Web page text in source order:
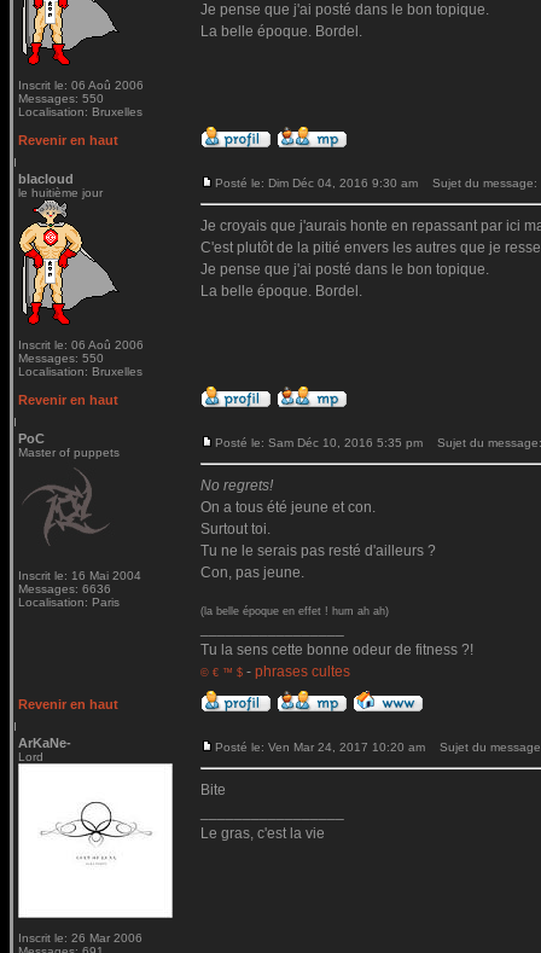
Inscrit le: 06 Aoû 2006
Messages: 550
Localisation: Bruxelles
Je pense que j'ai posté dans le bon topique.
La belle époque. Bordel.
Revenir en haut
blacloud
le huitième jour
Inscrit le: 06 Aoû 2006
Messages: 550
Localisation: Bruxelles
Posté le: Dim Déc 04, 2016 9:30 am Sujet du message:
Je croyais que j'aurais honte en repassant par ici
C'est plutôt de la pitié envers les autres que je
Je pense que j'ai posté dans le bon topique.
La belle époque. Bordel.
Revenir en haut
PoC
Master of puppets
Inscrit le: 16 Mai 2004
Messages: 6636
Localisation: Paris
Posté le: Sam Déc 10, 2016 5:35 pm Sujet du message:
No regrets!
On a tous été jeune et con.
Surtout toi.
Tu ne le serais pas resté d'ailleurs ?
Con, pas jeune.
(la belle époque en effet ! hum ah ah)
Tu la sens cette bonne odeur de fitness ?!
© € ™ $ - phrases cultes
Revenir en haut
ArKaNe-
Lord
Inscrit le: 26 Mar 2006
Posté le: Ven Mar 24, 2017 10:20 am Sujet du
Bite
Le gras, c'est la vie